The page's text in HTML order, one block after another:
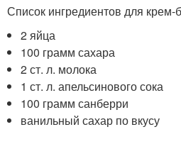
Список ингредиентов для
2 яйца
100 грамм сахара
2 ст. л. молока
1 ст. л. апельсинового сока
100 грамм санберри
ванильный сахар по вкусу